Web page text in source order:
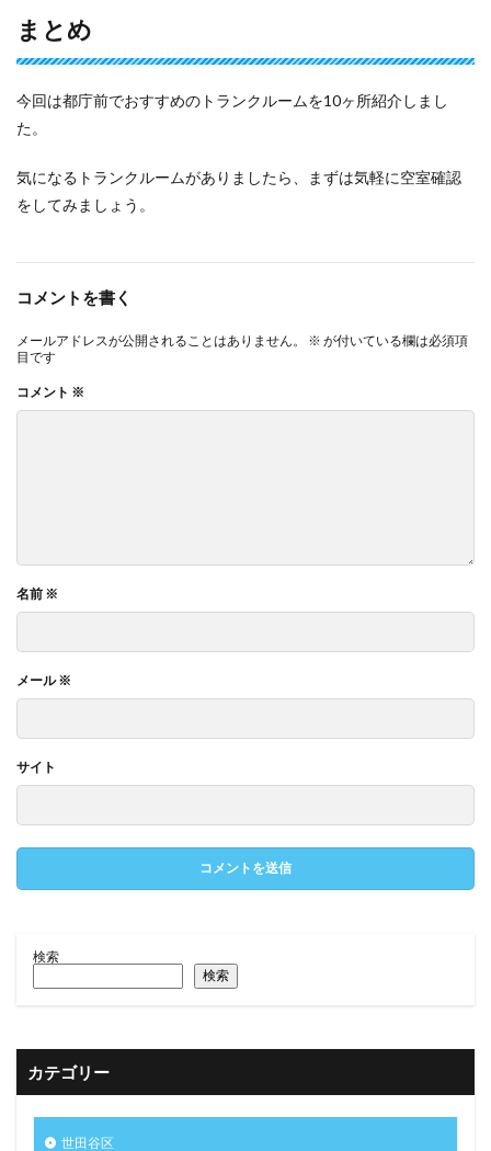
まとめ
今回は都庁前でおすすめのトランクルームを10ヶ所紹介しまし
た。
気になるトランクルームがありましたら、まずは気軽に空室確認
をしてみましょう。
コメントを書く
メールアドレスが公開されることはありません。 ※ が付いている欄は必須項
目です
コメント ※
名前 ※
メール※
サイト
検索
検索
カテゴリー
世田谷区